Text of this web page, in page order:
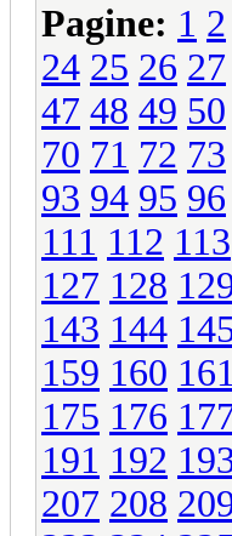
Pagine: 1 2
24 25 26 27
47 48 49 50
70 71 72 73
93 94 95 96
111 112 113
127 128
143 144
159 160 161
175 176
191 192
207 208